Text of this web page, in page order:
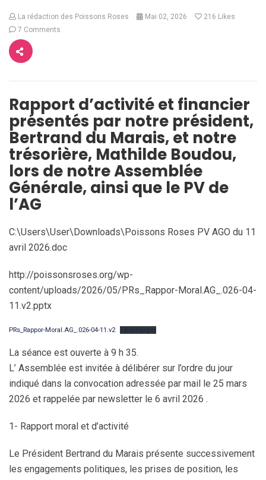
La rédaction des Poissons Roses Mai 02, 2026 216 Likes
7 Comments
Rapport d’activité et financier
présentés par notre président,
Bertrand du Marais, et notre
trésorière, Mathilde Boudou,
lors de notre Assemblée
Générale, ainsi que le PV de
l’AG
C:\Users\User\Downloads\Poissons Roses PV AGO du 11
avril 2026.doc
http://poissonsroses.org/wp-
content/uploads/2026/05/PRs_Rappor-Moral.AG_.026-04-
11.v2.pptx
PRs_Rappor-Moral.AG_.026-04-11.v2 Télécharger
La séance est ouverte à 9 h 35.
L’ Assemblée est invitée à délibérer sur l’ordre du jour
indiqué dans la convocation adressée par mail le 25 mars
2026 et rappelée par newsletter le 6 avril 2026 .
1- Rapport moral et d’activité
Le Président Bertrand du Marais présente successivement
les engagements politiques, les prises de position, les